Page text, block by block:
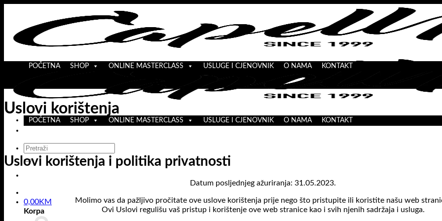
content
POČETNA SHOP ONLINE MASTERCLASS USLUGE I CJENOVNIK O NAMA KONTAKT
Pretraži:
0,00KM
Korpa
POČETNA SHOP ONLINE MASTERCLASS USLUGE I CJENOVNIK O NAMA KONTAKT
Uslovi korištenja
Uslovi korištenja i politika privatnosti
Datum posljednjeg ažuriranja: 31.05.2023.
Molimo vas da pažljivo pročitate ove uslove korištenja prije nego što pristupite ili koristite našu web
Ovi Uslovi regulišu vaš pristup i korištenje ove web stranice kao i svih njenih sadržaja i usluga.